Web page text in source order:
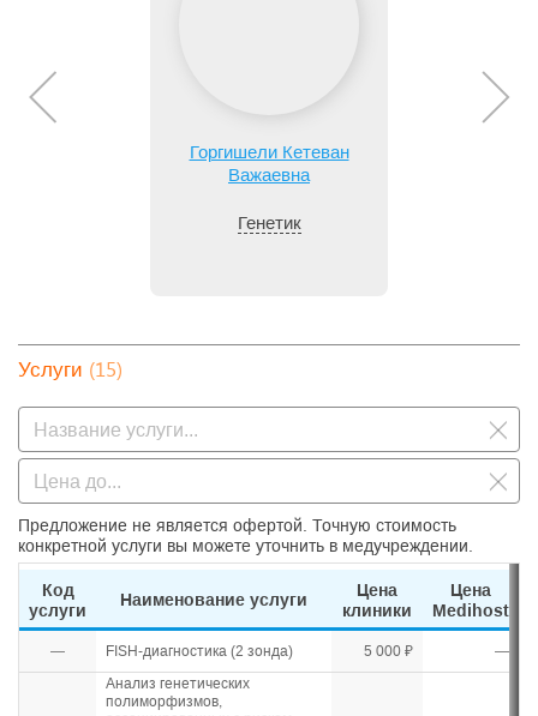
Горгишели Кетеван
Важаевна
Генетик
Услуги (15)
Предложение не является офертой. Точную стоимость
конкретной услуги вы можете уточнить в медучреждении.
Код
услуги
Наименование услуги
Цена
клиники
Цена
Medihost
— FISH-диагностика (2 зонда) 5 000 ₽ —
Анализ генетических
полиморфизмов,